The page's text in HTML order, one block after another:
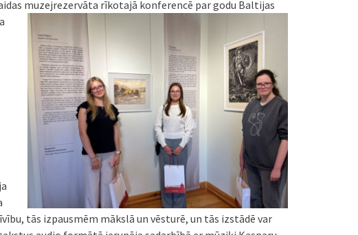
muzejrezervāta rīkotajā konferencē par godu Baltijas
tās izpausmēm mākslā un vēsturē, un tās izstādē var